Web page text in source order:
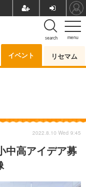
menu
search
イベント リセマム
中高アイデア募
2022.8.10 Wed 9:45